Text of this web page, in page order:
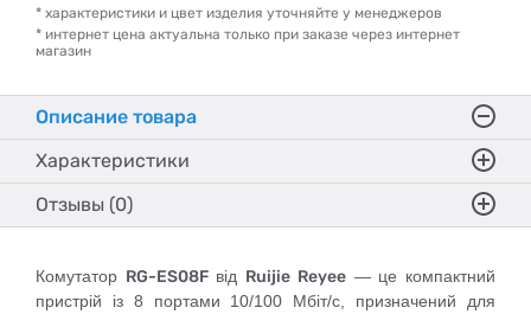
* характеристики и цвет изделия уточняйте у менеджеров
* интернет цена актуальна только при заказе через интернет
магазин
Описание товара
Характеристики
Отзывы (0)
Комутатор RG-ES08Fвід Ruijie Reyee— це компактний
пристрій із 8 портами 10/100 Мбіт/с, призначений для